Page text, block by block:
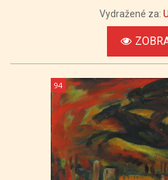
Vydražené za:
94